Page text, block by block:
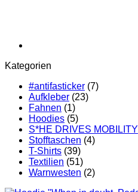
Kategorien
#antifasticker (7)
Aufkleber (23)
Fahnen (1)
Hoodies (5)
S*HE DRIVES MOBILITY
Stofftaschen (4)
T-Shirts (39)
Textilien (51)
Warnwesten (2)